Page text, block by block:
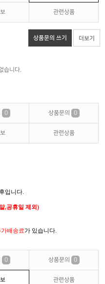
관련상품
상품문의 쓰기 더보기
습니다.
0 상품문의 0
관련상품
입니다.
,공휴일 제외 )
가배송료가 있습니다.
0 상품문의 0
관련상품